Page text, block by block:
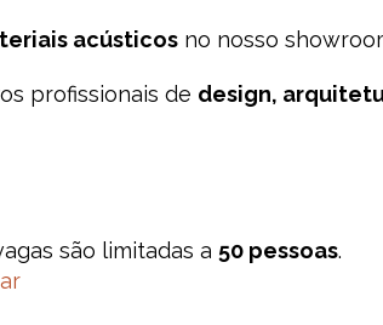
acústicosno nosso
profissionais de design,
são limitadas a 50 pessoas.